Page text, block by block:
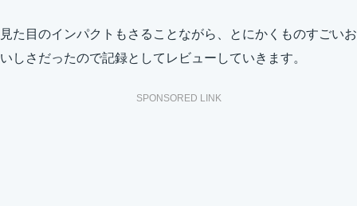
見た目のインパクトもさることながら、とにかくものすごいお
いしさだったので記録としてレビューしていきます。
SPONSORED LINK